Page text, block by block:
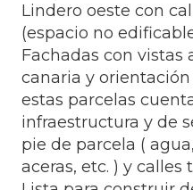
Lindero oeste con
(espacio no
Fachadas con vistas
canaria y orientación
estas parcelas
infraestructura y de
pie de parcela (
aceras, etc. ) y